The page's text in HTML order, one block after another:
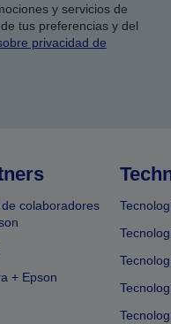
y servicios de
tus preferencias y del
privacidad de
colaboradores
+ Epson